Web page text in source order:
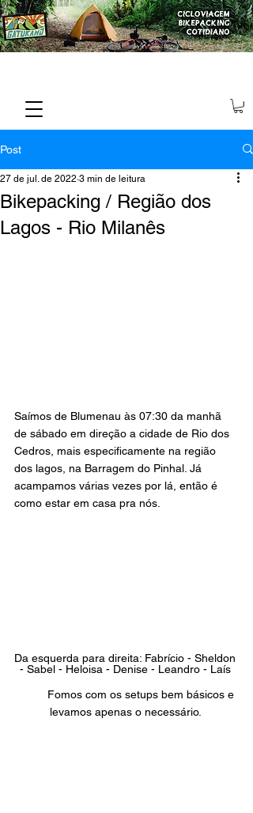
Post
Bikepacking / Região dos
Lagos - Rio Milanês
27 de jul. de 2022 3 min de leitura
Saímos de Blumenau às 07:30 da manhã
de sábado em direção a cidade de Rio dos
Cedros, mais especificamente na região
dos lagos, na Barragem do Pinhal. Já
acampamos várias vezes por lá, então é
como estar em casa pra nós.
Da esquerda para direita: Fabrício - Sheldon
- Sabel - Heloisa - Denise - Leandro - Laís
levamos apenas o necessário.